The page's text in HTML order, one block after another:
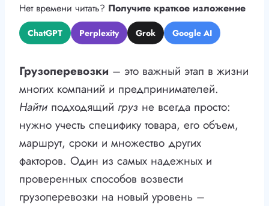
Нет времени читать? Получите краткое изложение
ChatGPT Perplexity Grok Google AI
Грузоперевозки – это важный этап в жизни
многих компаний и предпринимателей.
Найти подходящий груз не всегда просто:
нужно учесть специфику товара, его объем,
маршрут, сроки и множество других
факторов. Один из самых надежных и
проверенных способов возвести
грузоперевозки на новый уровень –